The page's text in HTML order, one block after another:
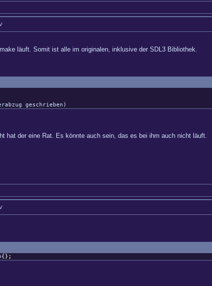
läuft. Somit ist alle im originalen, inklusive der SDL3 Bibliothek.
geschrieben)
hat der eine Rat. Es könnte auch sein, das es bei ihm auch nicht läuft.
{} ;